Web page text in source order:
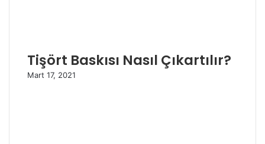
Tişört Baskısı Nasıl Çıkartılır?
Mart 17, 2021